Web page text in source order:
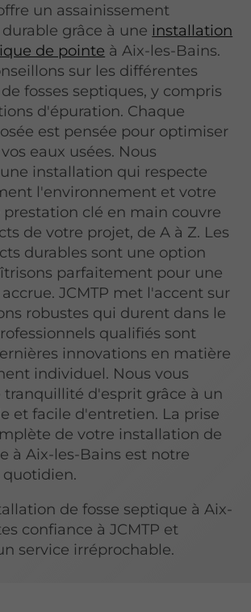
un assainissement
grâce à une installation
de pointe à Aix-les-Bains.
sur les différentes
fosses septiques, y compris
d'épuration. Chaque
est pensée pour optimiser
eaux usées. Nous
installation qui respecte
l'environnement et votre
clé en main couvre
de votre projet, de A à Z. Les
durables sont une option
parfaitement pour une
JCMTP met l'accent sur
robustes qui durent dans le
qualifiés sont
innovations en matière
individuel. Nous vous
tranquillité d'esprit grâce à un
et facile d'entretien. La prise
de votre installation de
à Aix-les-Bains est notre
de fosse septique à Aix-
confiance à JCMTP et
service irréprochable.